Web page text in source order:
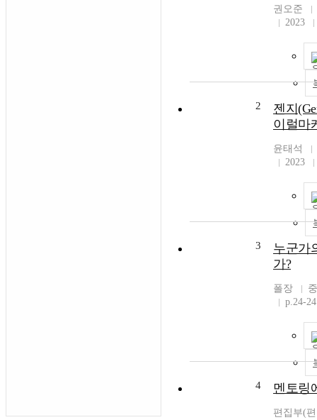
권오준
2023
2
젠지
이럴마
윤태석
2023
3
누군가
가?
폴장
p.24-24
4 멘토링
편집부(